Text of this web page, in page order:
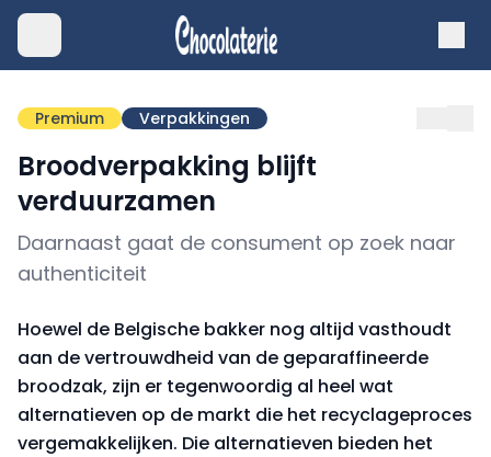
Premium Verpakkingen
Broodverpakking blijft
verduurzamen
Daarnaast gaat de consument op zoek naar
authenticiteit
Hoewel de Belgische bakker nog altijd vasthoudt
aan de vertrouwdheid van de geparaffineerde
broodzak, zijn er tegenwoordig al heel wat
alternatieven op de markt die het recyclageproces
vergemakkelijken. Die alternatieven bieden het